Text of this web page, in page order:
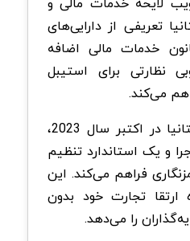
تعریفی از دارایی‌های
خدمات مالی اضافه
نظارتی برای استیبل
می‌کند.
سازمان رفتار مالی بریتانیا در اکتبر سال 2023،
و یک استاندارد تنظیم
فراهم می‌کند. این
ارتقا تجارت خود بدون
را می‌دهد.